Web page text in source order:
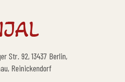
Str. 92, 13437 Berlin,
Reinickendorf